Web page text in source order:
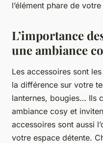
l’élément phare de
L’importance
une ambiance
Les accessoires sont
la différence sur votre
lanternes, bougies… Ils
ambiance cosy et
accessoires sont aussi
votre espace détente.